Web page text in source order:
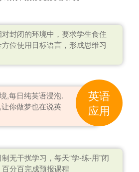
封闭的环境中，要求学生食住
位使用目标语言，形成思维习
英语
应用
,每日纯英语浸泡.
你做梦也在说英
无干扰学习，每天“学-练-用”闭
分百完成预报课程